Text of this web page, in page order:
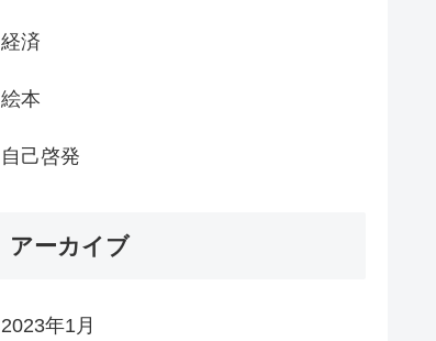
経済
絵本
自己啓発
アーカイブ
2023年1月